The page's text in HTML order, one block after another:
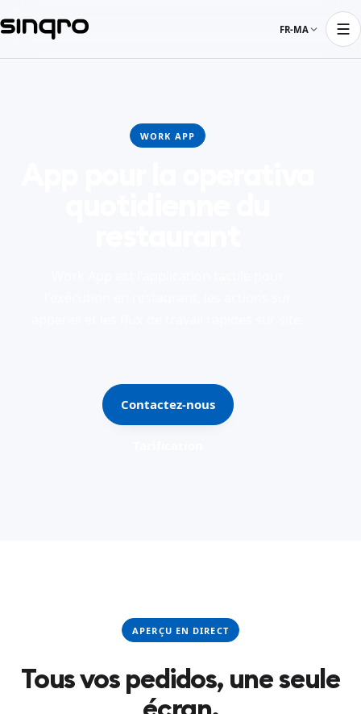
FR-MA
WORK APP
Contactez-nous
APERÇU EN DIRECT
Tous vos pedidos, une seule